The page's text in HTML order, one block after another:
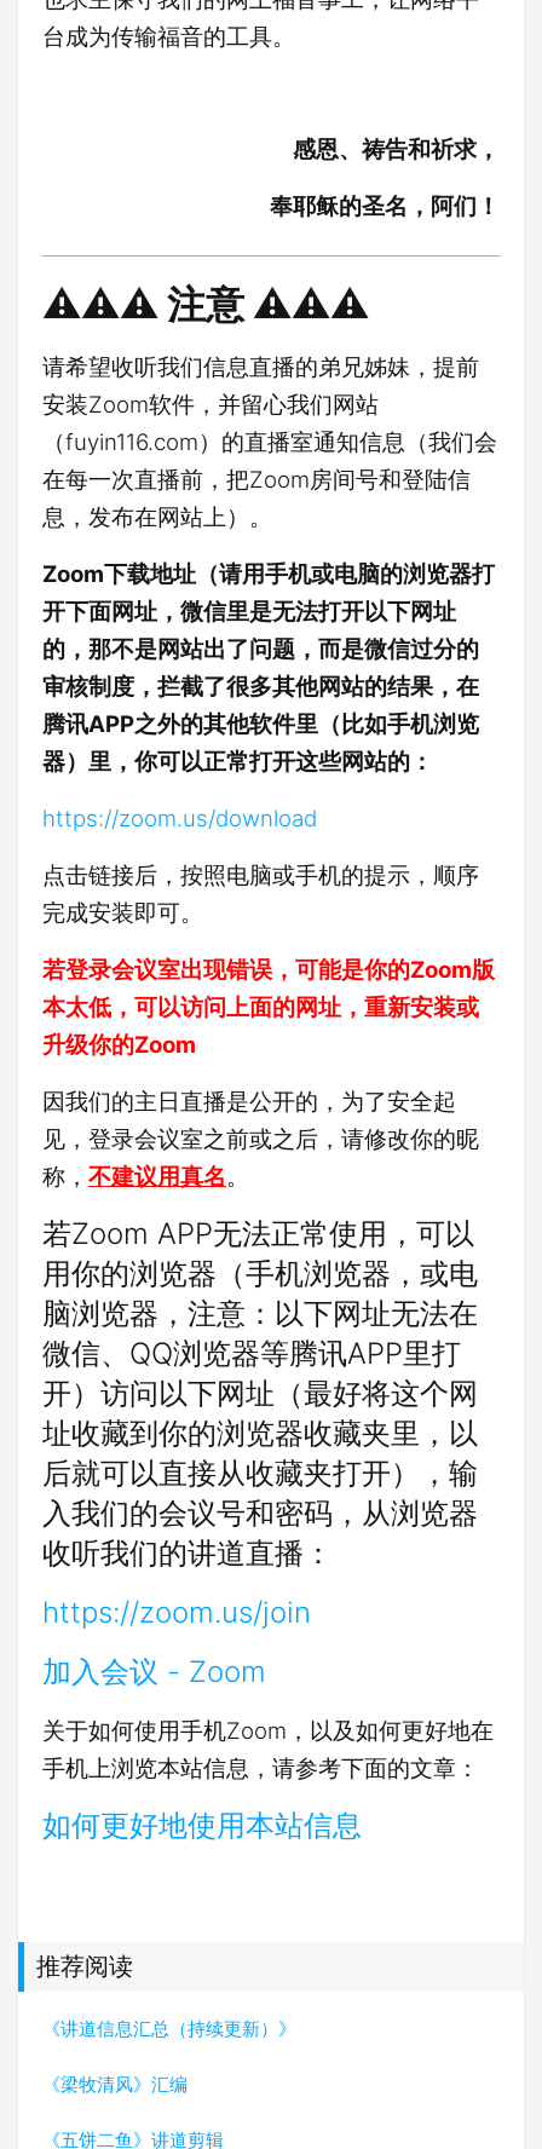
台成为传输福音的工具。
感恩、祷告和祈求，
奉耶稣的圣名，阿们！
⚠️⚠️⚠️ 注意 ⚠️⚠️⚠️
请希望收听我们信息直播的弟兄姊妹，提前
安装Zoom软件，并留心我们网站
（fuyin116.com）的直播室通知信息（我们会
在每一次直播前，把Zoom房间号和登陆信
息，发布在网站上）。
Zoom下载地址（请用手机或电脑的浏览器打
开下面网址，微信里是无法打开以下网址
的，那不是网站出了问题，而是微信过分的
审核制度，拦截了很多其他网站的结果，在
腾讯APP之外的其他软件里（比如手机浏览
器）里，你可以正常打开这些网站的：
https://zoom.us/download
点击链接后，按照电脑或手机的提示，顺序
完成安装即可。
若登录会议室出现错误，可能是你的Zoom版
本太低，可以访问上面的网址，重新安装或
升级你的Zoom
因我们的主日直播是公开的，为了安全起
见，登录会议室之前或之后，请修改你的昵
称， 不建议用真名。
若Zoom APP无法正常使用，可以
用你的浏览器（手机浏览器，或电
脑浏览器，注意：以下网址无法在
微信、QQ浏览器等腾讯APP里打
开）访问以下网址（最好将这个网
址收藏到你的浏览器收藏夹里，以
后就可以直接从收藏夹打开），输
入我们的会议号和密码，从浏览器
收听我们的讲道直播：
https://zoom.us/join
加入会议 - Zoom
关于如何使用手机Zoom，以及如何更好地在
手机上浏览本站信息，请参考下面的文章：
如何更好地使用本站信息
推荐阅读
《讲道信息汇总（持续更新）》
《梁牧清风》汇编
《五饼二鱼》讲道剪辑